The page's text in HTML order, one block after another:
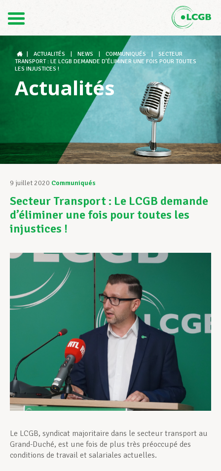
DE
Le LCGB
Structures syndicales
Assistance au Travail
Vos droits
Développement professionnel
Devenir Membre
Actualités
ACTUALITÉS NEWS COMMUNIQUÉS
SECTEUR
TRANSPORT : LE LCGB DEMANDE D’ÉLIMINER UNE FOIS POUR TOUTES
LES INJUSTICES !
Actualités
9 juillet 2020 Communiqués
Secteur Transport : Le LCGB demande
d’éliminer une fois pour toutes les
injustices !
Le LCGB, syndicat majoritaire dans le secteur transport au
Grand-Duché, est une fois de plus très préoccupé des
conditions de travail et salariales actuelles.